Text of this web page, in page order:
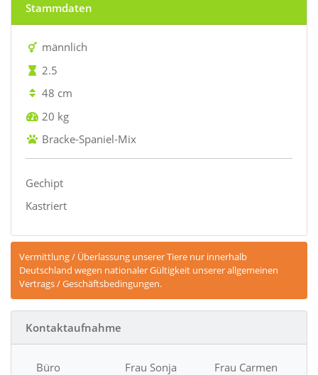
Stammdaten
männlich
2.5
48 cm
20 kg
Bracke-Spaniel-Mix
Gechipt
Kastriert
Vermittlung / Überlassung unserer Tiere nur innerhalb
Deutschland wegen nationaler Gültigkeit unserer allgemeinen
Vertrags / Geschäftsbedingungen.
Kontaktaufnahme
Büro
Frau Sonja
Frau Carmen